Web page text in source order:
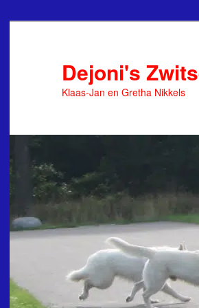
Dejoni's
Klaas-Jan en Gretha Nikkels